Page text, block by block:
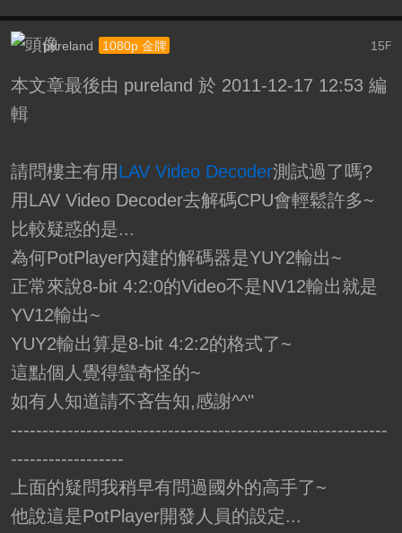
15F
pureland 1080p 金牌
本文章最後由 pureland 於 2011-12-17 12:53 編
輯
請問樓主有用LAV Video Decoder測試過了嗎?
用LAV Video Decoder去解碼CPU會輕鬆許多~
比較疑惑的是...
為何PotPlayer內建的解碼器是YUY2輸出~
正常來說8-bit 4:2:0的Video不是NV12輸出就是
YV12輸出~
YUY2輸出算是8-bit 4:2:2的格式了~
這點個人覺得蠻奇怪的~
如有人知道請不吝告知,感謝^^"
------------------------------------------------------------
------------------
上面的疑問我稍早有問過國外的高手了~
他說這是PotPlayer開發人員的設定...